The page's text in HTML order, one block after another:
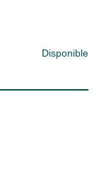
Disponible